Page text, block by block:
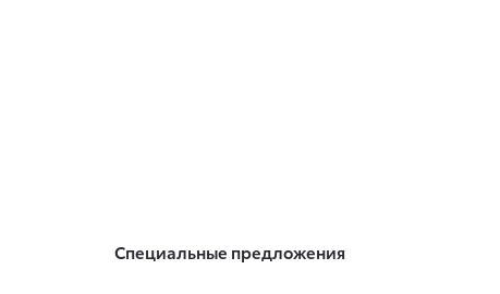
Специальные предложения